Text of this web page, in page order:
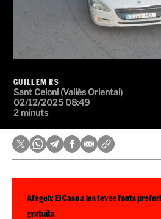
GUILLEM RS
Sant Celoni (Vallès Oriental)
02/12/2025 08:49
2 minuts
Afegeix El Caso a les teves fonts
gratuïta